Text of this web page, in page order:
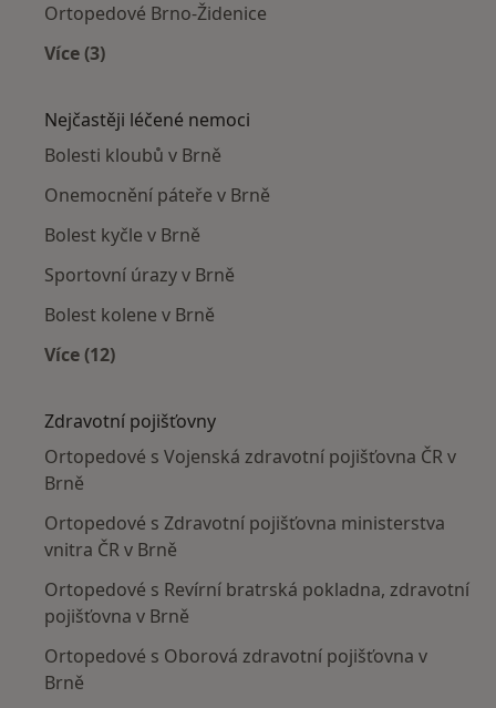
Ortopedové Brno-Židenice
Více (3)
Nejčastěji léčené nemoci
Bolesti kloubů v Brně
Onemocnění páteře v Brně
Bolest kyčle v Brně
Sportovní úrazy v Brně
Bolest kolene v Brně
Více (12)
Zdravotní pojišťovny
Ortopedové s Vojenská zdravotní pojišťovna ČR v
Brně
Ortopedové s Zdravotní pojišťovna ministerstva
vnitra ČR v Brně
Ortopedové s Revírní bratrská pokladna, zdravotní
pojišťovna v Brně
Ortopedové s Oborová zdravotní pojišťovna v
Brně